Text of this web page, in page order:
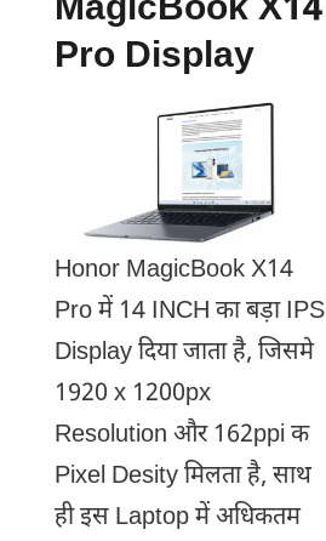
MagicBook X14
Pro Display
Honor MagicBook X14
Pro में 14 INCH का बड़ा IPS
Display दिया जाता है, जिसमे
1920 x 1200px
Resolution और 162ppi क
Pixel Desity मिलता है, साथ
ही इस Laptop में अधिकतम